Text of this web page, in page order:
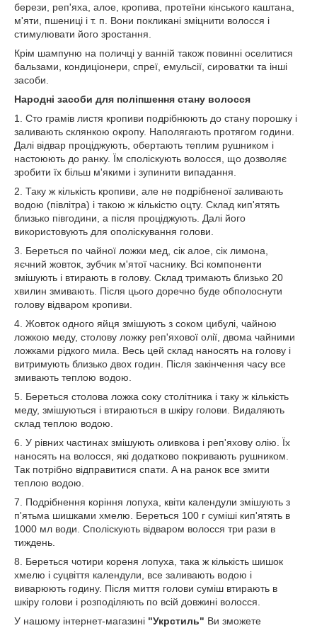
берези, реп'яха, алое, кропива, протеїни кінського каштана,
м'яти, пшениці і т. п. Вони покликані зміцнити волосся і
стимулювати його зростання.
Крім шампуню на поличці у ванній також повинні оселитися
бальзами, кондиціонери, спреї, емульсії, сироватки та інші
засоби.
Народні засоби для поліпшення стану волосся
1. Сто грамів листя кропиви подрібнюють до стану порошку і
заливають склянкою окропу. Наполягають протягом години.
Далі відвар проціджують, обертають теплим рушником і
настоюють до ранку. Їм споліскують волосся, що дозволяє
зробити їх більш м'якими і зупинити випадання.
2. Таку ж кількість кропиви, але не подрібненої заливають
водою (півлітра) і такою ж кількістю оцту. Склад кип'ятять
близько півгодини, а після проціджують. Далі його
використовують для ополіскування голови.
3. Береться по чайної ложки мед, сік алое, сік лимона,
яєчний жовток, зубчик м'ятої часнику. Всі компоненти
змішують і втирають в голову. Склад тримають близько 20
хвилин змивають. Після цього доречно буде обполоснути
голову відваром кропиви.
4. Жовток одного яйця змішують з соком цибулі, чайною
ложкою меду, столову ложку реп'яхової олії, двома чайними
ложками рідкого мила. Весь цей склад наносять на голову і
витримують близько двох годин. Після закінчення часу все
змивають теплою водою.
5. Береться столова ложка соку столітника і таку ж кількість
меду, змішуються і втираються в шкіру голови. Видаляють
склад теплою водою.
6. У рівних частинах змішують оливкова і реп'яхову олію. Їх
наносять на волосся, які додатково покривають рушником.
Так потрібно відправитися спати. А на ранок все змити
теплою водою.
7. Подрібнення коріння лопуха, квіти календули змішують з
п'ятьма шишками хмелю. Береться 100 г суміші кип'ятять в
1000 мл води. Споліскують відваром волосся три рази в
тиждень.
8. Береться чотири кореня лопуха, така ж кількість шишок
хмелю і суцвіття календули, все заливають водою і
виварюють годину. Після миття голови суміш втирають в
шкіру голови і розподіляють по всій довжині волосся.
У нашому інтернет-магазині "Укрстиль" Ви зможете